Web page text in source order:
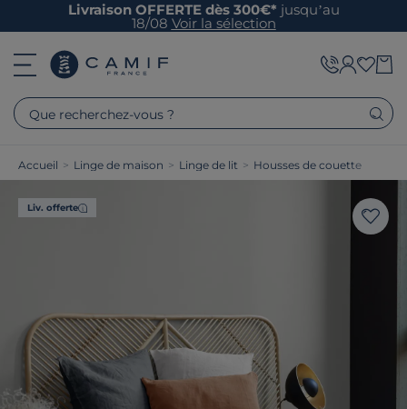
Livraison OFFERTE dès 300€* jusqu’au
18/08 Voir la sélection
Que recherchez-vous ?
Accueil > Linge de maison > Linge de lit > Housses de couette
Liv. offerte